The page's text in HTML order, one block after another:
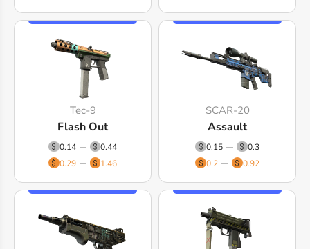
Tec-9
Flash Out
0.14
0.44
0.29
1.46
SCAR-20
Assault
0.15
0.3
0.2
0.92